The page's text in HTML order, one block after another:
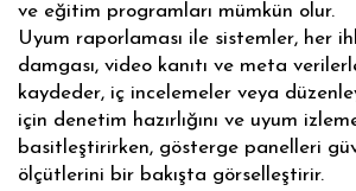
ve eğitim programları mümkün olur.
Uyum raporlaması ile sistemler, her
damgası, video kanıtı ve meta
kaydeder, iç incelemeler veya
için denetim hazırlığını ve uyum
basitleştirirken, gösterge panelleri
ölçütlerini bir bakışta görselleştirir.